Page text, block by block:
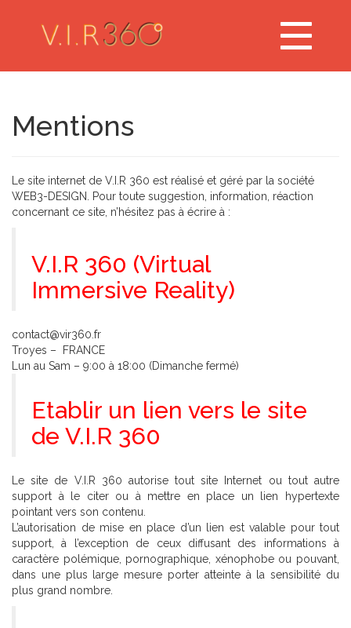
Toggle
navigation
Mentions
Le site internet de V.I.R 360 est réalisé et géré par la société
WEB3-DESIGN. Pour toute suggestion, information, réaction
concernant ce site, n’hésitez pas à écrire à :
V.I.R 360 (Virtual
Immersive Reality)
contact@vir360.fr
Troyes – FRANCE
Lun au Sam – 9:00 à 18:00 (Dimanche fermé)
Etablir un lien vers le site
de V.I.R 360
Le site de V.I.R 360 autorise tout site Internet ou tout autre
support à le citer ou à mettre en place un lien hypertexte
pointant vers son contenu.
L’autorisation de mise en place d’un lien est valable pour tout
support, à l’exception de ceux diffusant des informations à
caractère polémique, pornographique, xénophobe ou pouvant,
dans une plus large mesure porter atteinte à la sensibilité du
plus grand nombre.